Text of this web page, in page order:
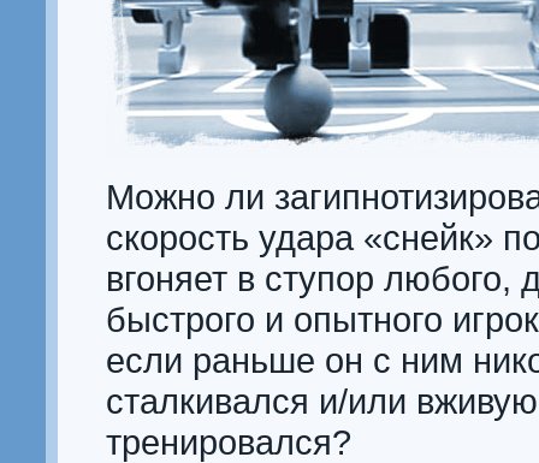
Можно ли
скорость удара «снейк»
вгоняет в ступор любого,
быстрого и опытного
если раньше он с ним
сталкивался и/или
тренировался?